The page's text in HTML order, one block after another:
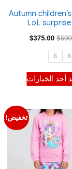
صفحة
Autumn
LoL surprise
$ السعر
الأصلي
هو:
$375.00 السعر
$375.00.
6
8
أحد الخيارات
هناك
العديد
الأشكال
المختلفة
تخفيض!